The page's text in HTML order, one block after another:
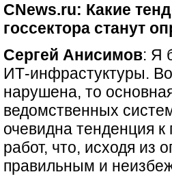
CNews.ru: Какие
госсектора станут
Сергей Анисимов: Я
ИТ-инфрастуктуры.
нарушена, то
ведомственных
очевидна тенденция
работ, что, исходя из
правильным и